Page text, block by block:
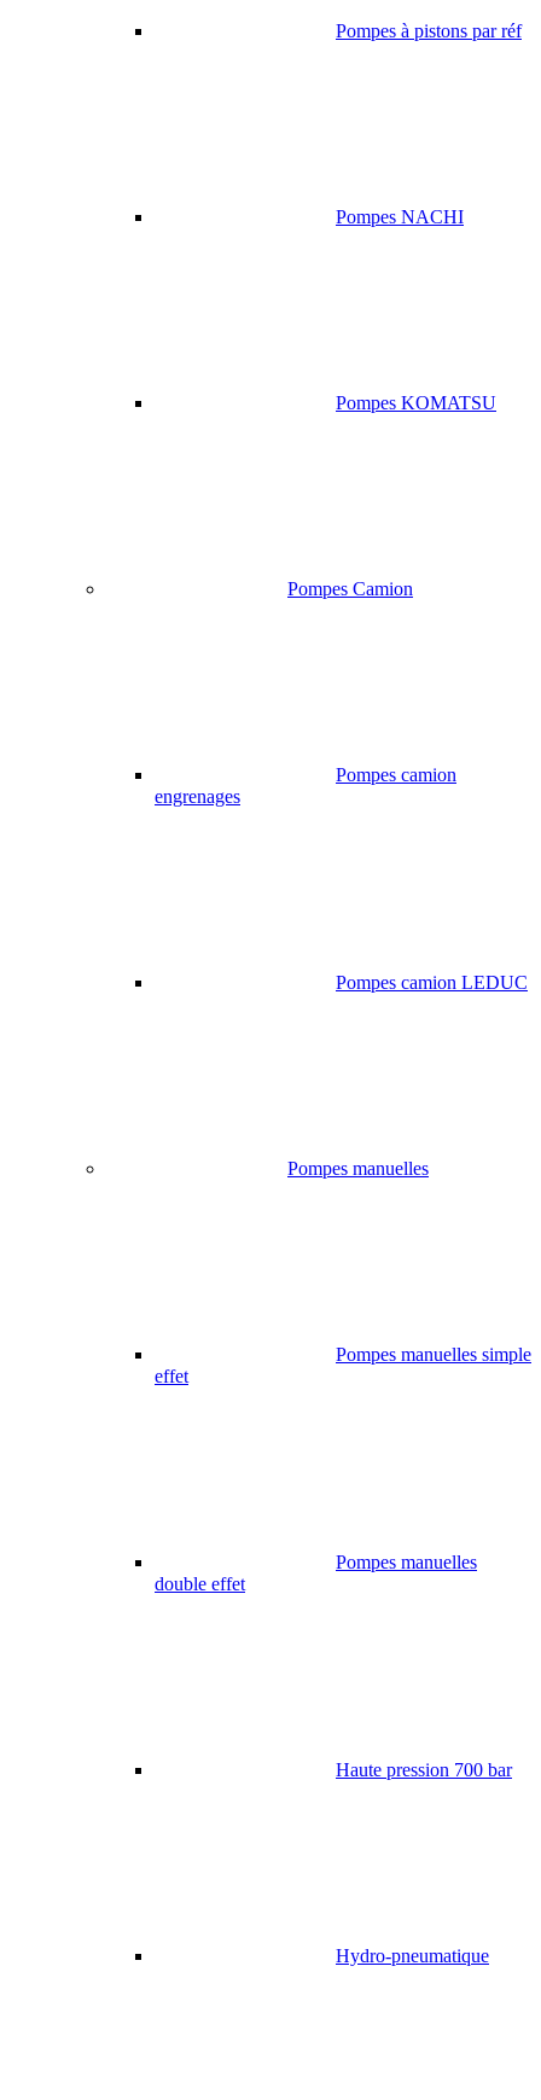
Pompes à pistons par réf
Pompes NACHI
Pompes KOMATSU
Pompes Camion
Pompes camion
engrenages
Pompes camion LEDUC
Pompes manuelles
Pompes manuelles simple
effet
Pompes manuelles
double effet
Haute pression 700 bar
Hydro-pneumatique